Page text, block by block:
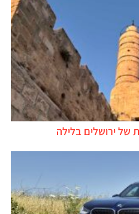
של ירושלים בלילה